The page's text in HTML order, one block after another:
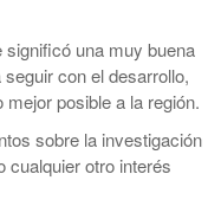
significó una muy buena
con el desarrollo,
posible a la región.
sobre la investigación
cualquier otro interés